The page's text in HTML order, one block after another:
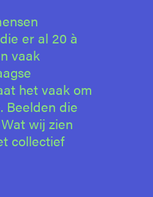
er al 20 à
vaak
het vaak om
Beelden die
wij zien
collectief